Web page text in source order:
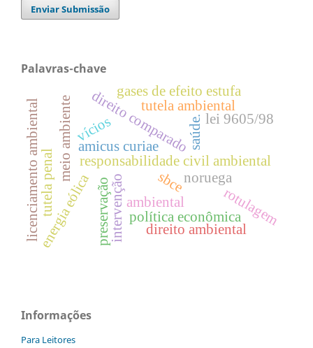
Enviar Submissão
Palavras-chave
ambiental
noruega
responsabilidade civil ambiental
meio ambiente saúde.
intervenção
preservação
política econômica
direito ambiental
direito comparado
amicus curiae
tutela ambiental
energia eólica
licenciamento ambiental sbce
gases de efeito estufa
tutela penal
lei 9605/98
vícios
rotulagem
Informações
Para Leitores